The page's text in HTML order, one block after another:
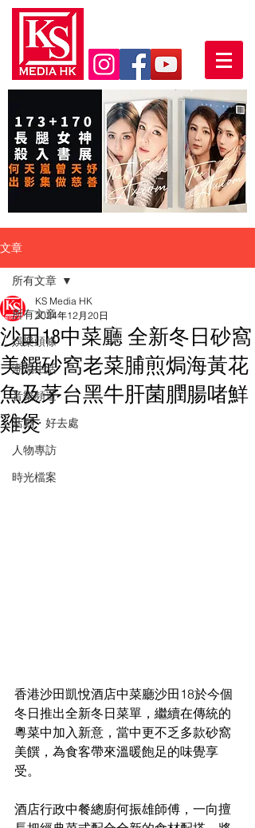
文章
所有文章
娛樂頭條
潮流生活
音樂頻道
活動・好去處
人物專訪
時光檔案
所有文章
沙田18中菜廳 全新冬日砂窩
美饌砂窩老菜脯煎焗海黃花
魚及茅台黑牛肝菌膶腸啫鮮
雞煲
KS Media HK
2024年12月20日
香港沙田凱悅酒店中菜廳沙田18於今個
冬日推出全新冬日菜單，繼續在傳統的
粵菜中加入新意，當中更不乏多款砂窩
美饌，為食客帶來溫暖飽足的味覺享
受。
酒店行政中餐總廚何振雄師傅，一向擅